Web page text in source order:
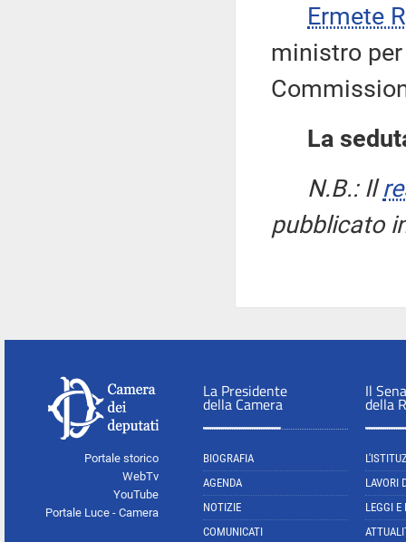
Ermete
ministro
La
N.B.: Il
pubblicato
Portale storico
WebTv
YouTube
Portale Luce - Camera
La Presidente
della Camera
BIOGRAFIA
AGENDA
NOTIZIE
COMUNICATI
Il
della
LAVORI
LEGGI E